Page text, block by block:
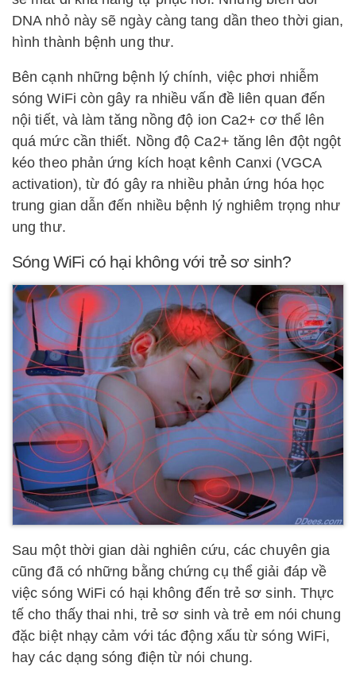
DNA nhỏ này sẽ ngày càng tang dần theo thời gian,
hình thành bệnh ung thư.
Bên cạnh những bệnh lý chính, việc phơi nhiễm
sóng WiFi còn gây ra nhiều vấn đề liên quan đến
nội tiết, và làm tăng nồng độ ion Ca2+ cơ thể lên
quá mức cần thiết. Nồng độ Ca2+ tăng lên đột ngột
kéo theo phản ứng kích hoạt kênh Canxi (VGCA
activation), từ đó gây ra nhiều phản ứng hóa học
trung gian dẫn đến nhiều bệnh lý nghiêm trọng như
ung thư.
Sóng WiFi có hại không với trẻ sơ sinh?
Sau một thời gian dài nghiên cứu, các chuyên gia
cũng đã có những bằng chứng cụ thể giải đáp về
việc sóng WiFi có hại không đến trẻ sơ sinh. Thực
tế cho thấy thai nhi, trẻ sơ sinh và trẻ em nói chung
đặc biệt nhạy cảm với tác động xấu từ sóng WiFi,
hay các dạng sóng điện từ nói chung.